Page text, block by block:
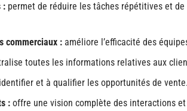
: permet de réduire les tâches répétitives et
commerciaux : améliore l’efficacité des
toutes les informations relatives aux
et à qualifier les opportunités de vente.
: offre une vision complète des interactions et